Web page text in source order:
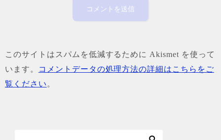
このサイトはスパムを低減するために Akismet を使って
います。
コメントデータの処理方法の詳細はこちらをご
覧ください 。